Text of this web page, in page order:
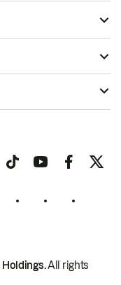
All rights